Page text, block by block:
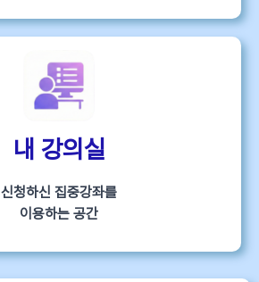
내 강의실
신청하신 집중강좌를
이용하는 공간